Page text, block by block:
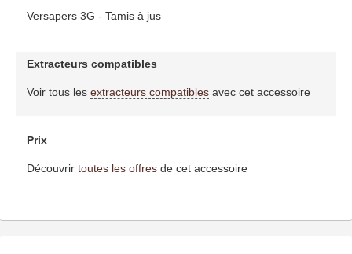
Versapers 3G - Tamis à jus
Extracteurs compatibles
Voir tous les extracteurs compatiblesavec cet accessoire
Prix
Découvrir toutes les offresde cet accessoire